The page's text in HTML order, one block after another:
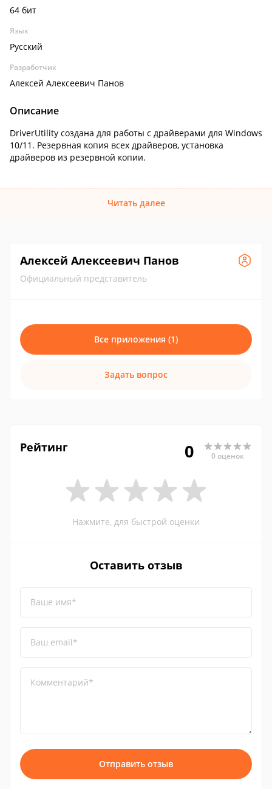
64 бит
Язык
Русский
Разработчик
Алексей Алексеевич Панов
Описание
DriverUtility создана для работы с драйверами для Windows
10/11. Резервная копия всех драйверов, установка
драйверов из резервной копии.
Читать далее
Алексей Алексеевич Панов
Официальный представитель
Все приложения (1)
Задать вопрос
Рейтинг 0 0 оценок
Нажмите, для быстрой оценки
Оставить отзыв
Ваше имя*
Ваш email*
Комментарий*
Отправить отзыв